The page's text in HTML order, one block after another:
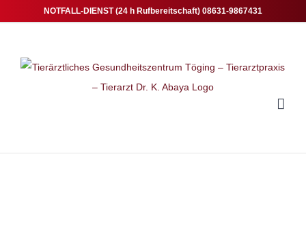
NOTFALL-DIENST (24 h Rufbereitschaft) 08631-9867431